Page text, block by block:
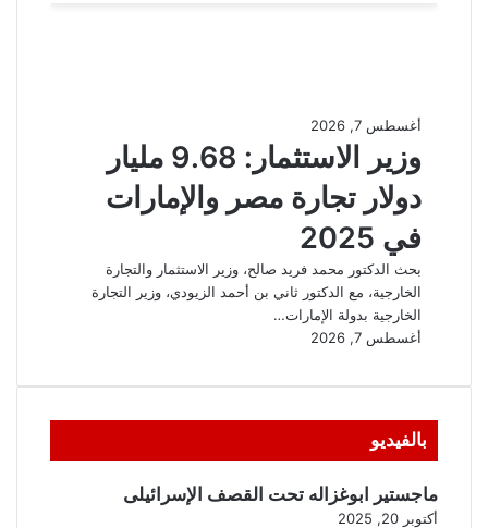
بالفيديو
ماجستير ابوغزاله تحت القصف الإسرائيلى
أكتوبر 20, 2025